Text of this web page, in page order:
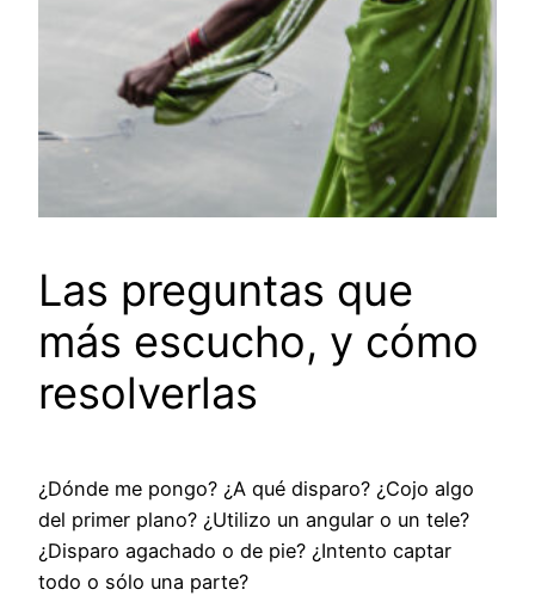
Las preguntas que
más escucho, y cómo
resolverlas
¿Dónde me pongo? ¿A qué disparo? ¿Cojo algo
del primer plano? ¿Utilizo un angular o un tele?
¿Disparo agachado o de pie? ¿Intento captar
todo o sólo una parte?